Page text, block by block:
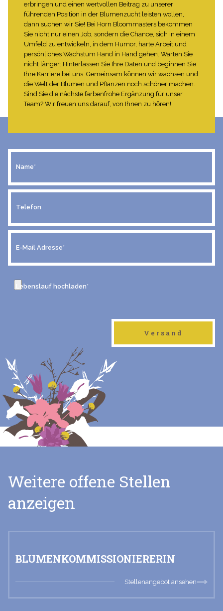
erbringen und einen wertvollen Beitrag zu unserer
führenden Position in der Blumenzucht leisten wollen,
dann suchen wir Sie! Bei Horn Bloommasters bekommen
Sie nicht nur einen Job, sondern die Chance, sich in einem
Umfeld zu entwickeln, in dem Humor, harte Arbeit und
persönliches Wachstum Hand in Hand gehen. Warten Sie
nicht länger: Hinterlassen Sie Ihre Daten und beginnen Sie
Ihre Karriere bei uns. Gemeinsam können wir wachsen und
die Welt der Blumen und Pflanzen noch schöner machen.
Sind Sie die nächste farbenfrohe Ergänzung für unser
Team? Wir freuen uns darauf, von Ihnen zu hören!
Name*
Telefon
E-Mail Adresse*
Lebenslauf hochladen*
Versand
Weitere offene Stellen
anzeigen
BLUMENKOMMISSIONIERERIN
Stellenangebot ansehen